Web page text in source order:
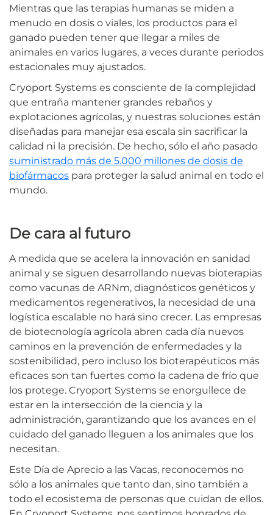
Mientras que las terapias humanas se miden a
menudo en dosis o viales, los productos para el
ganado pueden tener que llegar a miles de
animales en varios lugares, a veces durante periodos
estacionales muy ajustados.
Cryoport Systems es consciente de la complejidad
que entraña mantener grandes rebaños y
explotaciones agrícolas, y nuestras soluciones están
diseñadas para manejar esa escala sin sacrificar la
calidad ni la precisión. De hecho, sólo el año pasado
suministrado más de 5.000 millones de dosis de
biofármacos para proteger la salud animal en todo el
mundo.
De cara al futuro
A medida que se acelera la innovación en sanidad
animal y se siguen desarrollando nuevas bioterapias
como vacunas de ARNm, diagnósticos genéticos y
medicamentos regenerativos, la necesidad de una
logística escalable no hará sino crecer. Las empresas
de biotecnología agrícola abren cada día nuevos
caminos en la prevención de enfermedades y la
sostenibilidad, pero incluso los bioterapéuticos más
eficaces son tan fuertes como la cadena de frío que
los protege. Cryoport Systems se enorgullece de
estar en la intersección de la ciencia y la
administración, garantizando que los avances en el
cuidado del ganado lleguen a los animales que los
necesitan.
Este Día de Aprecio a las Vacas, reconocemos no
sólo a los animales que tanto dan, sino también a
todo el ecosistema de personas que cuidan de ellos.